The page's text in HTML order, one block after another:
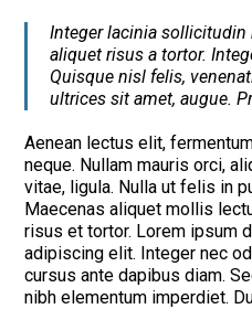
Integer lacinia sollicitudin
aliquet risus a tortor.
Quisque nisl felis,
ultrices sit amet, augue.
Aenean lectus elit,
neque. Nullam mauris orci,
vitae, ligula. Nulla ut felis in
Maecenas aliquet mollis
risus et tortor. Lorem ipsum
adipiscing elit. Integer nec
cursus ante dapibus diam.
nibh elementum imperdiet.